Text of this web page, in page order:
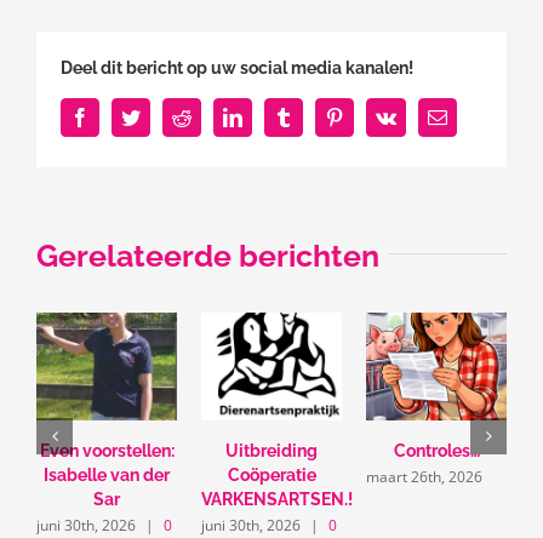
Deel dit bericht op uw social media kanalen!
FacebookTwitterRedditLinkedInTumblr PinterestVk
E-
mail
Gerelateerde berichten
Even voorstellen:
Isabelle van der
Sar
juni 30th, 2026 |
0
Uitbreiding
Coöperatie
VARKENSARTSEN.!
juni 30th, 2026 |
0
Controles…
maart 26th, 2026